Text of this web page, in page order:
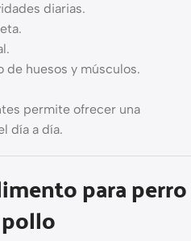
diarias.
huesos y músculos.
permite ofrecer una
día a día.
para perro